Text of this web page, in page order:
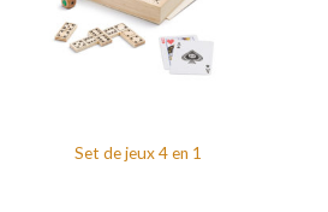
Set de jeux 4 en 1